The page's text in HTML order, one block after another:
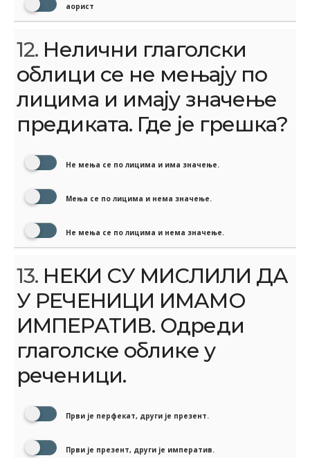
аорист
12. Нелични глаголски
облици се не мењају по
лицима и имају значење
предиката. Где је грешка?
Не мења се по лицима и има значење.
Мења се по лицима и нема значење.
Не мења се по лицима и нема значење.
13. НЕКИ СУ МИСЛИЛИ ДА
У РЕЧЕНИЦИ ИМАМО
ИМПЕРАТИВ. Одреди
глаголске облике у
реченици.
Први је перфекат, други је презент.
Први је презент, други је императив.